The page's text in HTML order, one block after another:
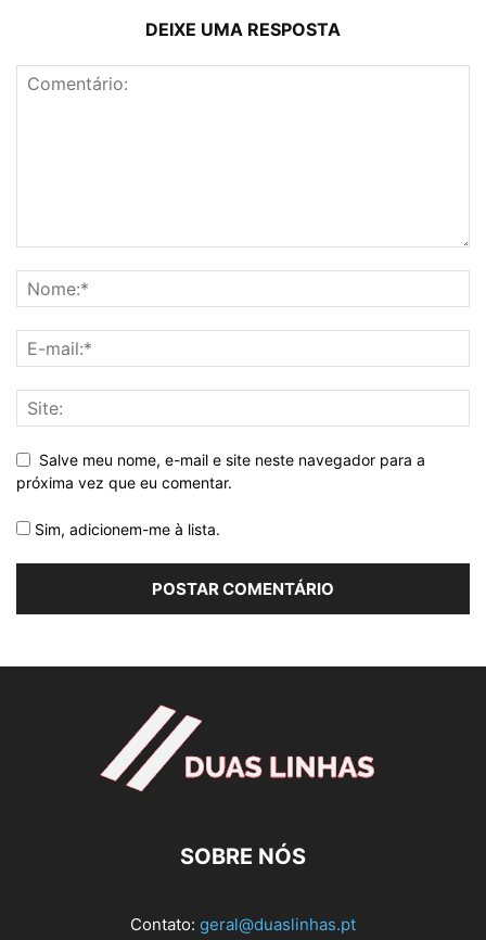
DEIXE UMA RESPOSTA
Salve meu nome, e-mail e site neste navegador para a
próxima vez que eu comentar.
Sim, adicionem-me à lista.
SOBRE NÓS
Contato: geral@duaslinhas.pt